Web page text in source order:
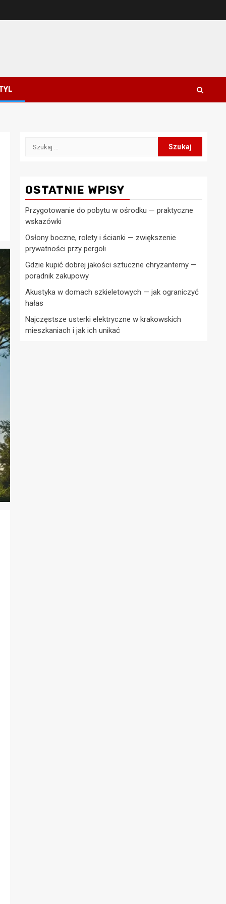
Szukaj:
OSTATNIE WPISY
Przygotowanie do pobytu w ośrodku — praktyczne
wskazówki
Osłony boczne, rolety i ścianki — zwiększenie
prywatności przy pergoli
Gdzie kupić dobrej jakości sztuczne chryzantemy —
poradnik zakupowy
Akustyka w domach szkieletowych — jak ograniczyć
hałas
Najczęstsze usterki elektryczne w krakowskich
mieszkaniach i jak ich unikać